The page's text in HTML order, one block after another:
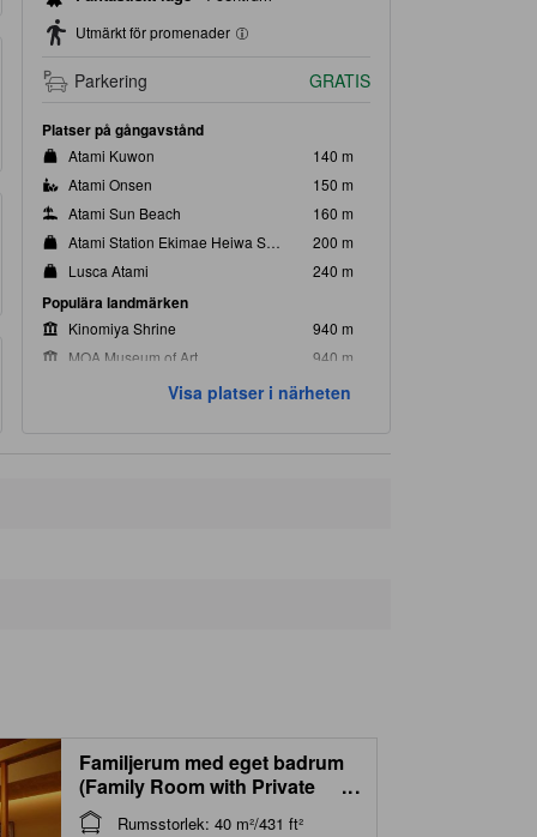
Utmärkt för promenader
Parkering GRATIS
Platser på gångavstånd
Atami Kuwon
140 m
Atami Onsen
150 m
Atami Sun Beach
160 m
Atami Station Ekimae Heiwa Shopping Street
200 m
Lusca Atami
240 m
Populära landmärken
Kinomiya Shrine
940 m
MOA Museum of Art
940 m
Atami Plum Garden
1,8 km
Visa platser i närheten
Familjerum med eget badrum
(Family Room with Private
Bathroom)
...
Rumsstorlek: 40 m²/431 ft²